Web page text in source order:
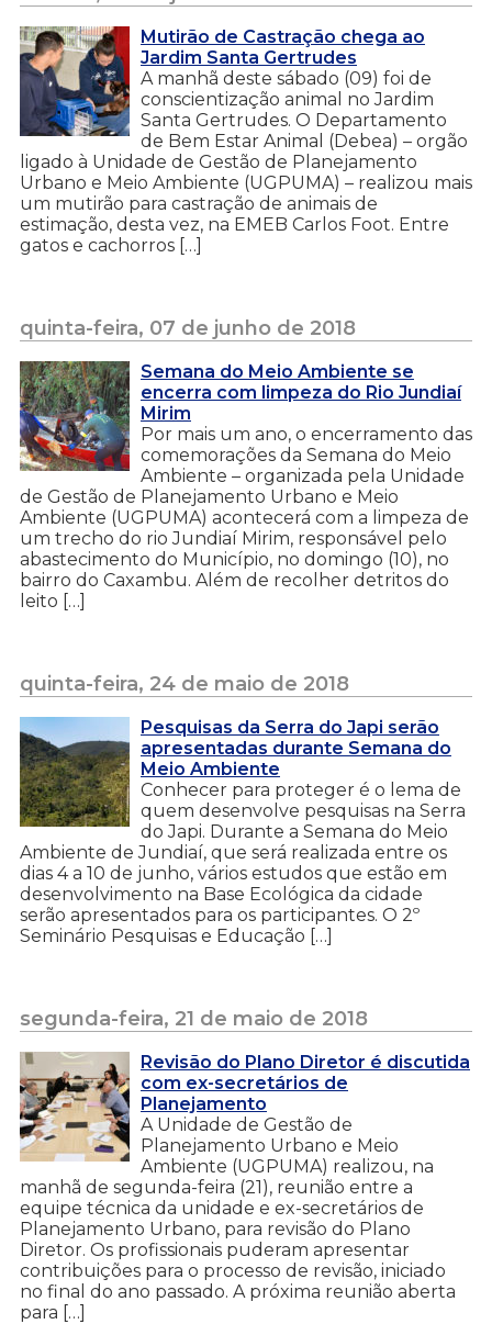
Mutirão de Castração chega ao
Jardim Santa Gertrudes
A manhã deste sábado (09) foi de
conscientização animal no Jardim
Santa Gertrudes. O Departamento
de Bem Estar Animal (Debea) – orgão
ligado à Unidade de Gestão de Planejamento
Urbano e Meio Ambiente (UGPUMA) – realizou mais
um mutirão para castração de animais de
estimação, desta vez, na EMEB Carlos Foot. Entre
gatos e cachorros […]
quinta-feira, 07 de junho de 2018
Semana do Meio Ambiente se
encerra com limpeza do Rio Jundiaí
Mirim
Por mais um ano, o encerramento das
comemorações da Semana do Meio
Ambiente – organizada pela Unidade
de Gestão de Planejamento Urbano e Meio
Ambiente (UGPUMA) acontecerá com a limpeza de
um trecho do rio Jundiaí Mirim, responsável pelo
abastecimento do Município, no domingo (10), no
bairro do Caxambu. Além de recolher detritos do
leito […]
quinta-feira, 24 de maio de 2018
Pesquisas da Serra do Japi serão
apresentadas durante Semana do
Meio Ambiente
Conhecer para proteger é o lema de
quem desenvolve pesquisas na Serra
do Japi. Durante a Semana do Meio
Ambiente de Jundiaí, que será realizada entre os
dias 4 a 10 de junho, vários estudos que estão em
desenvolvimento na Base Ecológica da cidade
serão apresentados para os participantes. O 2º
Seminário Pesquisas e Educação […]
segunda-feira, 21 de maio de 2018
Revisão do Plano Diretor é discutida
com ex-secretários de
Planejamento
A Unidade de Gestão de
Planejamento Urbano e Meio
Ambiente (UGPUMA) realizou, na
manhã de segunda-feira (21), reunião entre a
equipe técnica da unidade e ex-secretários de
Planejamento Urbano, para revisão do Plano
Diretor. Os profissionais puderam apresentar
contribuições para o processo de revisão, iniciado
no final do ano passado. A próxima reunião aberta
para […]